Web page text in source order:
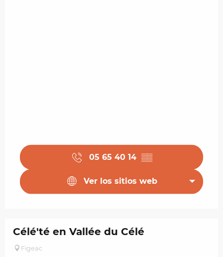
05 65 40 14 ▒▒
Ver los sitios web
Célé'té en Vallée du Célé
Figeac